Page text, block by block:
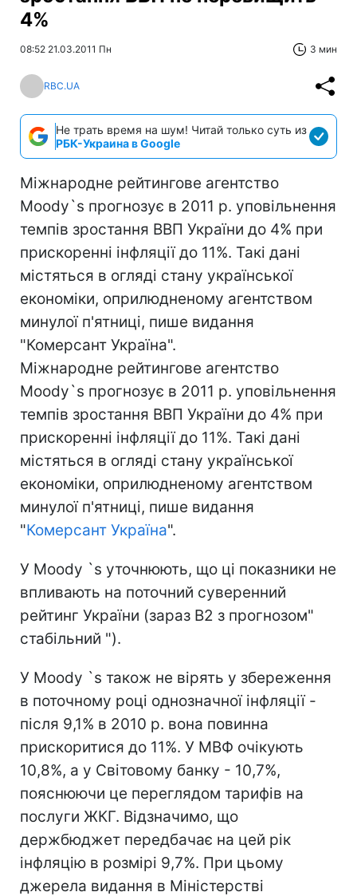
4%
08:52 21.03.2011 Пн 3 мин
RBC.UA
Не трать время на шум! Читай только суть из
РБК-Украина в Google
Міжнародне рейтингове агентство
Moody`s прогнозує в 2011 р. уповільнення
темпів зростання ВВП України до 4% при
прискоренні інфляції до 11%. Такі дані
містяться в огляді стану української
економіки, оприлюдненому агентством
минулої п'ятниці, пише видання
"Комерсант Україна".
Міжнародне рейтингове агентство
Moody`s прогнозує в 2011 р. уповільнення
темпів зростання ВВП України до 4% при
прискоренні інфляції до 11%. Такі дані
містяться в огляді стану української
економіки, оприлюдненому агентством
минулої п'ятниці, пише видання
"Комерсант Україна".
У Moody `s уточнюють, що ці показники не
впливають на поточний суверенний
рейтинг України (зараз B2 з прогнозом"
стабільний ").
У Moody `s також не вірять у збереження
в поточному році однозначної інфляції -
після 9,1% в 2010 р. вона повинна
прискоритися до 11%. У МВФ очікують
10,8%, а у Світовому банку - 10,7%,
пояснюючи це переглядом тарифів на
послуги ЖКГ. Відзначимо, що
держбюджет передбачає на цей рік
інфляцію в розмірі 9,7%. При цьому
джерела видання в Міністерстві